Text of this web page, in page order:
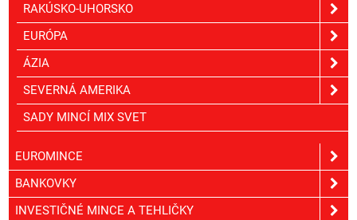
RAKÚSKO-UHORSKO
EURÓPA
ÁZIA
SEVERNÁ AMERIKA
SADY MINCÍ MIX SVET
EUROMINCE
BANKOVKY
INVESTIČNÉ MINCE A TEHLIČKY